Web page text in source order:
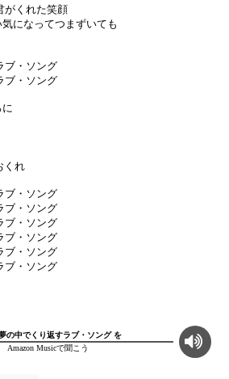
がくれた笑顔
になってつまずいても
ブ・ソング
ブ・ソング
くれ
ブ・ソング
ブ・ソング
ブ・ソング
ブ・ソング
ブ・ソング
ブ・ソング
の中でくり返すラブ・ソング を
Amazon Musicで聞こう